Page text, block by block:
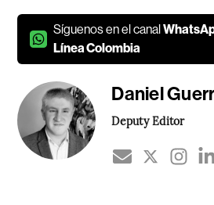
Síguenos en el canal
Línea Colombia
Daniel
Deputy Editor